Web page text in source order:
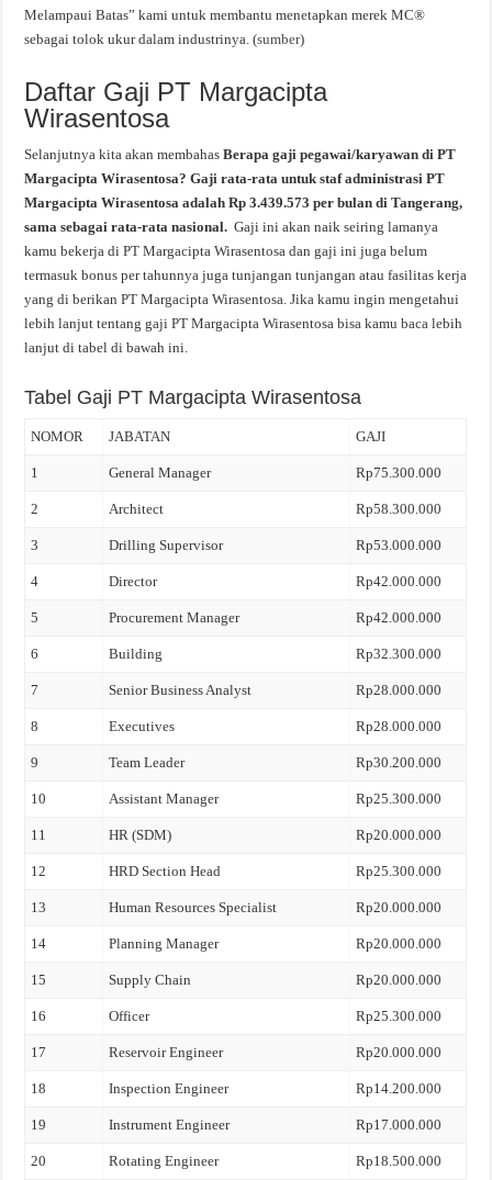
Melampaui Batas” kami untuk membantu menetapkan merek MC®
sebagai tolok ukur dalam industrinya. (sumber)
Daftar Gaji PT Margacipta
Wirasentosa
Selanjutnya kita akan membahasBerapa gaji pegawai/karyawan di PT
Margacipta Wirasentosa? Gaji rata-rata untuk staf administrasi PT
Margacipta Wirasentosa adalah Rp 3.439.573 per bulan di Tangerang,
sama sebagai rata-rata nasional.Gaji ini akan naik seiring lamanya
kamu bekerja di PT Margacipta Wirasentosa dan gaji ini juga belum
termasuk bonus per tahunnya juga tunjangan tunjangan atau fasilitas kerja
yang di berikan PT Margacipta Wirasentosa. Jika kamu ingin mengetahui
lebih lanjut tentang gaji PT Margacipta Wirasentosa bisa kamu baca lebih
lanjut di tabel di bawah ini.
Tabel Gaji PT Margacipta Wirasentosa
NOMOR JABATAN GAJI
1 General Manager Rp75.300.000
2 Architect Rp58.300.000
3 Drilling Supervisor Rp53.000.000
4 Director Rp42.000.000
5 Procurement Manager Rp42.000.000
6 Building Rp32.300.000
7 Senior Business Analyst Rp28.000.000
8 Executives Rp28.000.000
9 Team Leader Rp30.200.000
10 Assistant Manager Rp25.300.000
11 HR (SDM) Rp20.000.000
12 HRD Section Head Rp25.300.000
13 Human Resources Specialist Rp20.000.000
14 Planning Manager Rp20.000.000
15 Supply Chain Rp20.000.000
16 Officer Rp25.300.000
17 Reservoir Engineer Rp20.000.000
18 Inspection Engineer Rp14.200.000
19 Instrument Engineer Rp17.000.000
20 Rotating Engineer Rp18.500.000